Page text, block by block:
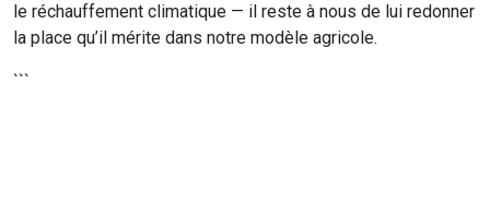
le réchauffement climatique — il reste à nous de lui redonner
la place qu’il mérite dans notre modèle agricole.
```